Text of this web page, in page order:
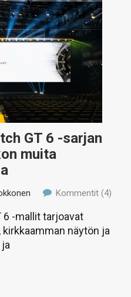
GT 6 -sarjan
muita
Kommentit (4)
6 -mallit tarjoavat
näytön ja